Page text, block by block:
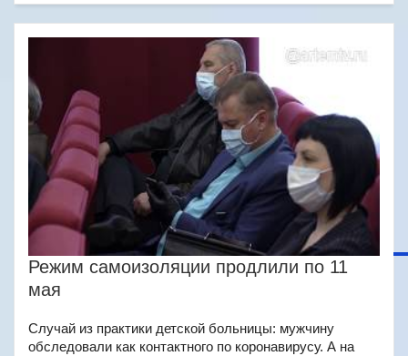
Режим самоизоляции продлили по 11
мая
Случай из практики детской больницы: мужчину
обследовали как контактного по коронавирусу. А на